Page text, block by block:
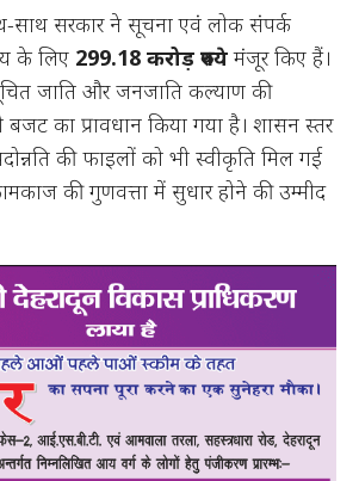
साथ सरकार ने सूचना एवं लोक संपर्क
के लिए 299.18 करोड़ रुपयेमंजूर किए हैं।
जाति और जनजाति कल्याण की
का प्रावधान किया गया है। शासन स्तर
की फाइलों को भी स्वीकृति मिल गई
की गुणवत्ता में सुधार होने की उम्मीद